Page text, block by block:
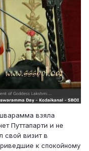
взяла
Путтапарти и не
свой визит в
к спокойному